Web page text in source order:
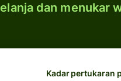
dan menukar
Kadar pertukaran